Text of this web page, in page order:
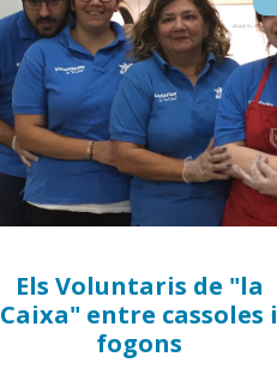
Els Voluntaris de "la
Caixa" entre cassoles i
fogons